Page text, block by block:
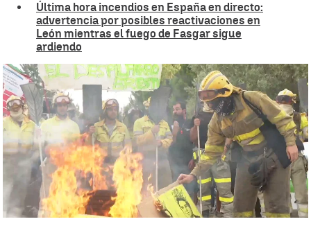
Última hora incendios en España en directo:
advertencia por posibles reactivaciones en
León mientras el fuego de Fasgar sigue
ardiendo
Bomberos y agentes forestales prenden fuego en las Cortes en
protesta por la gestión de los incendios |Antena 3 Noticias
Neila Gallego
Publicado:29 de agosto de 2025, 18:13